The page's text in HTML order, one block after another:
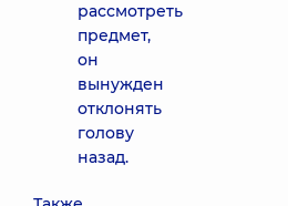
рассмотреть
предмет,
он
вынужден
отклонять
голову
назад.